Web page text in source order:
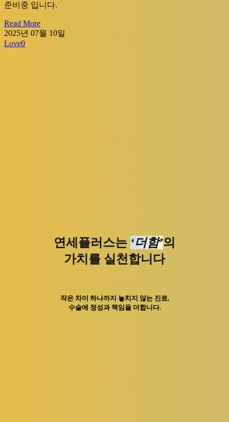
준비중 입니다.
Read More
2025년 07월 10일
Love0
연세플러스는 ‘더함’의
가치를 실천합니다
작은 차이 하나까지 놓치지 않는 진료,
수술에 정성과 책임을 더합니다.